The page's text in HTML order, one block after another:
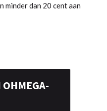
minder dan 20 cent aan